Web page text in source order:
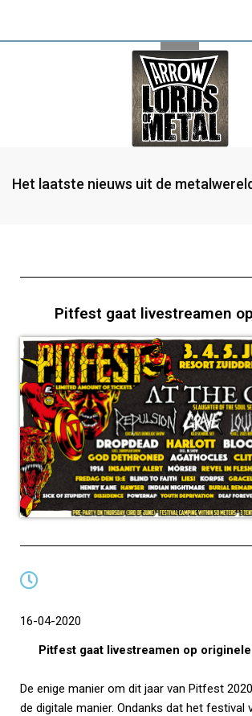
Het laatste nieuws uit de metalwereld
Pitfest gaat livestreamen
16-04-2020
Pitfest gaat livestreamen op
De enige manier om dit jaar van Pitfest
de digitale manier. Ondanks dat het festival